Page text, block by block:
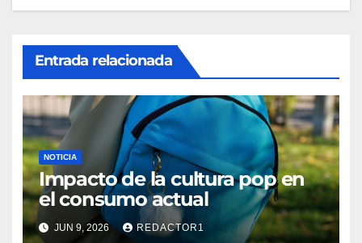
Entrada relacionada
NOTICIA
Impacto de la cultura pop en
el consumo actual
JUN 9, 2026 REDACTOR1